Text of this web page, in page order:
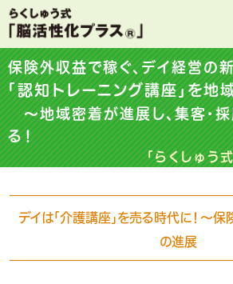
保険外収益で稼ぐ、デイ経営の
「認知トレーニング講座」を地
～地域密着が進展し、集客・
る！
「らくしゅう
デイは「介護講座」を売る時代に！～
の進展